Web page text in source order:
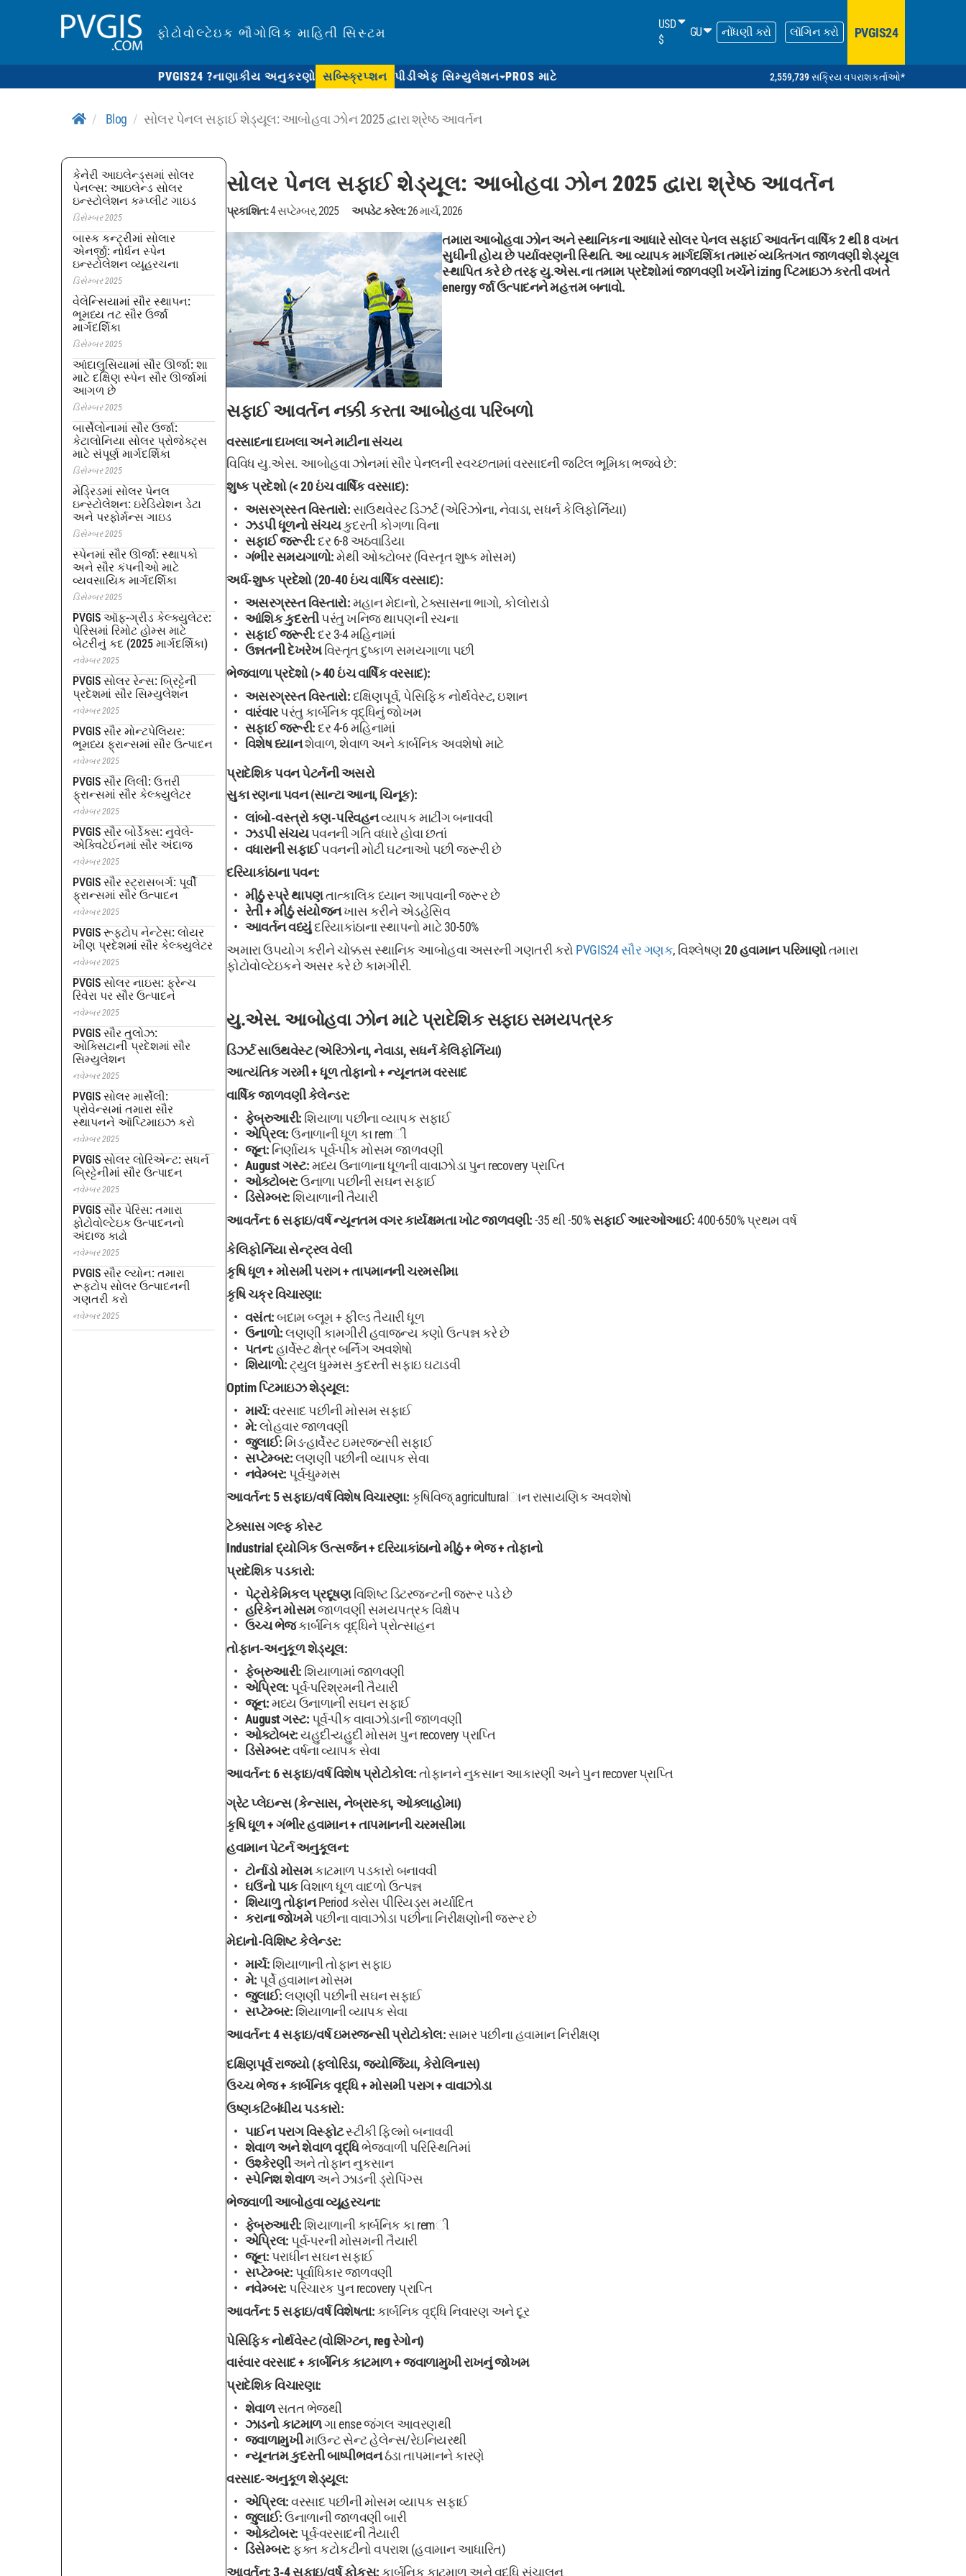
ફોટોવોલ્ટેઇક ભૌગોલિક માહિતી સિસ્ટમ
USD
$
GU નોંધણી કરો લૉગિન કરો PVGIS24
PVGIS24 ?નાણાકીય અનુકરણો સબ્સ્ક્રિપ્શન પીડીએફ સિમ્યુલેશન PROS માટે 2,559,739 સક્રિય વપરાશકર્તાઓ*
Blog સોલર પેનલ સફાઈ શેડ્યૂલ: આબોહવા ઝોન 2025 દ્વારા શ્રેષ્ઠ આવર્તન
કેનેરી આઇલેન્ડ્સમાં સોલર
પેનલ્સ: આઇલેન્ડ સોલર
ઇન્સ્ટોલેશન કમ્પ્લીટ ગાઇડ
ડિસેમ્બર 2025
બાસ્ક કન્ટ્રીમાં સોલાર
એનર્જી: નોર્ધન સ્પેન
ઇન્સ્ટોલેશન વ્યૂહરચના
ડિસેમ્બર 2025
વેલેન્સિયામાં સૌર સ્થાપન:
ભૂમધ્ય તટ સૌર ઉર્જા
માર્ગદર્શિકા
ડિસેમ્બર 2025
આંદાલુસિયામાં સૌર ઊર્જા: શા
માટે દક્ષિણ સ્પેન સૌર ઊર્જામાં
આગળ છે
ડિસેમ્બર 2025
બાર્સેલોનામાં સૌર ઉર્જા:
કેટાલોનિયા સોલર પ્રોજેક્ટ્સ
માટે સંપૂર્ણ માર્ગદર્શિકા
ડિસેમ્બર 2025
મેડ્રિડમાં સોલર પેનલ
ઇન્સ્ટોલેશન: ઇરેડિયેશન ડેટા
અને પરફોર્મન્સ ગાઇડ
ડિસેમ્બર 2025
સ્પેનમાં સૌર ઊર્જા: સ્થાપકો
અને સૌર કંપનીઓ માટે
વ્યવસાયિક માર્ગદર્શિકા
ડિસેમ્બર 2025
PVGIS ઑફ-ગ્રીડ કેલ્ક્યુલેટર:
પેરિસમાં રિમોટ હોમ્સ માટે
બેટરીનું કદ (2025 માર્ગદર્શિકા)
નવેમ્બર 2025
PVGIS સોલર રેન્સ: બ્રિટ્ટેની
પ્રદેશમાં સૌર સિમ્યુલેશન
નવેમ્બર 2025
PVGIS સૌર મોન્ટપેલિયર:
ભૂમધ્ય ફ્રાન્સમાં સૌર ઉત્પાદન
નવેમ્બર 2025
PVGIS સૌર લિલી: ઉત્તરી
ફ્રાન્સમાં સૌર કેલ્ક્યુલેટર
નવેમ્બર 2025
PVGIS સૌર બોર્ડેક્સ: નુવેલે-
એક્વિટેઈનમાં સૌર અંદાજ
નવેમ્બર 2025
PVGIS સૌર સ્ટ્રાસબર્ગ: પૂર્વી
ફ્રાન્સમાં સૌર ઉત્પાદન
નવેમ્બર 2025
PVGIS રૂફટોપ નેન્ટેસ: લોયર
ખીણ પ્રદેશમાં સૌર કેલ્ક્યુલેટર
નવેમ્બર 2025
PVGIS સોલર નાઇસ: ફ્રેન્ચ
રિવેરા પર સૌર ઉત્પાદન
નવેમ્બર 2025
PVGIS સૌર તુલોઝ:
ઓક્સિટાની પ્રદેશમાં સૌર
સિમ્યુલેશન
નવેમ્બર 2025
PVGIS સોલર માર્સેલી:
પ્રોવેન્સમાં તમારા સૌર
સ્થાપનને ઑપ્ટિમાઇઝ કરો
નવેમ્બર 2025
PVGIS સોલર લોરિએન્ટ: સધર્ન
બ્રિટ્ટેનીમાં સૌર ઉત્પાદન
નવેમ્બર 2025
PVGIS સૌર પેરિસ: તમારા
ફોટોવોલ્ટેઇક ઉત્પાદનનો
અંદાજ કાઢો
નવેમ્બર 2025
PVGIS સૌર લ્યોન: તમારા
રૂફટોપ સોલર ઉત્પાદનની
ગણતરી કરો
નવેમ્બર 2025
સોલર પેનલ સફાઈ શેડ્યૂલ: આબોહવા ઝોન 2025 દ્વારા શ્રેષ્ઠ આવર્તન
પ્રકાશિત:4 સપ્ટેમ્બર, 2025 અપડેટ કરેલ:26 માર્ચ, 2026
તમારા આબોહવા ઝોન અને સ્થાનિકના આધારે સોલર પેનલ સફાઈ આવર્તન વાર્ષિક 2 થી 8 વખત
સુધીની હોય છે પર્યાવરણની સ્થિતિ.આ વ્યાપક માર્ગદર્શિકા તમારું વ્યક્તિગત જાળવણી શેડ્યૂલ
સ્થાપિત કરે છે તરફ યુ.એસ.ના તમામ પ્રદેશોમાં જાળવણી ખર્ચને izing પ્ટિમાઇઝ કરતી વખતે
energy ર્જા ઉત્પાદનને મહત્તમ બનાવો.
સફાઈ આવર્તન નક્કી કરતા આબોહવા પરિબળો
વરસાદના દાખલા અને માટીના સંચય
વિવિધ યુ.એસ. આબોહવા ઝોનમાં સૌર પેનલની સ્વચ્છતામાં વરસાદની જટિલ ભૂમિકા ભજવે છે:
શુષ્ક પ્રદેશો (< 20 ઇંચ વાર્ષિક વરસાદ):
અસરગ્રસ્ત વિસ્તારો:સાઉથવેસ્ટ ડિઝર્ટ (એરિઝોના, નેવાડા, સધર્ન કેલિફોર્નિયા)
ઝડપી ધૂળનો સંચયકુદરતી કોગળા વિના
સફાઈ જરૂરી:દર 6-8 અઠવાડિયા
ગંભીર સમયગાળો:મેથી ઓક્ટોબર (વિસ્તૃત શુષ્ક મોસમ)
અર્ધ-શુષ્ક પ્રદેશો (20-40 ઇંચ વાર્ષિક વરસાદ):
અસરગ્રસ્ત વિસ્તારો:મહાન મેદાનો, ટેક્સાસના ભાગો, કોલોરાડો
આંશિક કુદરતીપરંતુ ખનિજ થાપણની રચના
સફાઈ જરૂરી:દર 3-4 મહિનામાં
ઉન્નતની દેખરેખવિસ્તૃત દુષ્કાળ સમયગાળા પછી
ભેજવાળા પ્રદેશો (> 40 ઇંચ વાર્ષિક વરસાદ):
અસરગ્રસ્ત વિસ્તારો:દક્ષિણપૂર્વ, પેસિફિક નોર્થવેસ્ટ, ઇશાન
વારંવારપરંતુ કાર્બનિક વૃદ્ધિનું જોખમ
સફાઈ જરૂરી:દર 4-6 મહિનામાં
વિશેષ ધ્યાનશેવાળ, શેવાળ અને કાર્બનિક અવશેષો માટે
પ્રાદેશિક પવન પેટર્નની અસરો
સુકા રણના પવન (સાન્ટા આના, ચિનૂક):
લાંબો-વસ્ત્રો કણ-પરિવહનવ્યાપક માટીંગ બનાવવી
ઝડપી સંચયપવનની ગતિ વધારે હોવા છતાં
વધારાની સફાઈપવનની મોટી ઘટનાઓ પછી જરૂરી છે
દરિયાકાંઠાના પવન:
મીઠું સ્પ્રે થાપણતાત્કાલિક ધ્યાન આપવાની જરૂર છે
રેતી + મીઠું સંયોજનખાસ કરીને એડહેસિવ
આવર્તન વધ્યુંદરિયાકાંઠાના સ્થાપનો માટે 30-50%
અમારા ઉપયોગ કરીને ચોક્કસ સ્થાનિક આબોહવા અસરની ગણતરી કરો PVGIS24 સૌર ગણક, વિશ્લેષણ20 હવામાન પરિમાણોતમારા
ફોટોવોલ્ટેઇકને અસર કરે છે કામગીરી.
યુ.એસ. આબોહવા ઝોન માટે પ્રાદેશિક સફાઇ સમયપત્રક
ડિઝર્ટ સાઉથવેસ્ટ (એરિઝોના, નેવાડા, સધર્ન કેલિફોર્નિયા)
આત્યંતિક ગરમી + ધૂળ તોફાનો + ન્યૂનતમ વરસાદ
વાર્ષિક જાળવણી કેલેન્ડર:
ફેબ્રુઆરી: શિયાળા પછીના વ્યાપક સફાઈ
એપ્રિલ:ઉનાળાની ધૂળ કા remી
જૂન: નિર્ણાયક પૂર્વ-પીક મોસમ જાળવણી
August ગસ્ટ:મધ્ય ઉનાળાના ધૂળની વાવાઝોડા પુન recovery પ્રાપ્તિ
ઓક્ટોબર:ઉનાળા પછીની સઘન સફાઈ
ડિસેમ્બર: શિયાળાની તૈયારી
આવર્તન: 6 સફાઇ/વર્ષ ન્યૂનતમવગર કાર્યક્ષમતા ખોટ જાળવણી:-35 થી -50%સફાઈ આરઓઆઈ:400-650% પ્રથમ વર્ષ
કેલિફોર્નિયા સેન્ટ્રલ વેલી
કૃષિ ધૂળ + મોસમી પરાગ + તાપમાનની ચરમસીમા
કૃષિ ચક્ર વિચારણા:
વસંત:બદામ બ્લૂમ + ફીલ્ડ તૈયારી ધૂળ
ઉનાળો:લણણી કામગીરી હવાજન્ય કણો ઉત્પન્ન કરે છે
પતન:હાર્વેસ્ટ ક્ષેત્ર બર્નિંગ અવશેષો
શિયાળો:ટ્યુલ ધુમ્મસ કુદરતી સફાઇ ઘટાડવી
Optim પ્ટિમાઇઝ શેડ્યૂલ:
માર્ચ:વરસાદ પછીની મોસમ સફાઈ
મે:લોહવાર જાળવણી
જુલાઈ: મિડ-હાર્વેસ્ટ ઇમરજન્સી સફાઈ
સપ્ટેમ્બર:લણણી પછીની વ્યાપક સેવા
નવેમ્બર:પૂર્વ-ધુમ્મસ
આવર્તન: 5 સફાઇ/વર્ષ વિશેષ વિચારણા:કૃષિવિજ્ agriculturalાન રાસાયણિક અવશેષો
ટેક્સાસ ગલ્ફ કોસ્ટ
Industrial દ્યોગિક ઉત્સર્જન + દરિયાકાંઠાનો મીઠું + ભેજ + તોફાનો
પ્રાદેશિક પડકારો:
પેટ્રોકેમિકલ પ્રદૂષણવિશિષ્ટ ડિટરજન્ટની જરૂર પડે છે
હરિકેન મોસમજાળવણી સમયપત્રક વિક્ષેપ
ઉચ્ચ ભેજકાર્બનિક વૃદ્ધિને પ્રોત્સાહન
તોફાન-અનુકૂળ શેડ્યૂલ:
ફેબ્રુઆરી: શિયાળામાં જાળવણી
એપ્રિલ:પૂર્વ-પરિશ્રમની તૈયારી
જૂન:મધ્ય ઉનાળાની સઘન સફાઈ
August ગસ્ટ:પૂર્વ-પીક વાવાઝોડાની જાળવણી
ઓક્ટોબર:યહુદી-યહુદી મોસમ પુન recovery પ્રાપ્તિ
ડિસેમ્બર:વર્ષના વ્યાપક સેવા
આવર્તન: 6 સફાઇ/વર્ષ વિશેષ પ્રોટોકોલ:તોફાનને નુકસાન આકારણી અને પુન recover પ્રાપ્તિ
ગ્રેટ પ્લેઇન્સ (કેન્સાસ, નેબ્રાસ્કા, ઓક્લાહોમા)
કૃષિ ધૂળ + ગંભીર હવામાન + તાપમાનની ચરમસીમા
હવામાન પેટર્ન અનુકૂલન:
ટોર્નાડો મોસમકાટમાળ પડકારો બનાવવી
ઘઉંનો પાકવિશાળ ધૂળ વાદળો ઉત્પન્ન
શિયાળુ તોફાનPeriod ક્સેસ પીરિયડ્સ મર્યાદિત
કરાના જોખમેપછીના વાવાઝોડા પછીના નિરીક્ષણોની જરૂર છે
મેદાનો-વિશિષ્ટ કેલેન્ડર:
માર્ચ: શિયાળાની તોફાન સફાઇ
મે:પૂર્વે હવામાન મોસમ
જુલાઈ:લણણી પછીની સઘન સફાઈ
સપ્ટેમ્બર: શિયાળાની વ્યાપક સેવા
આવર્તન:4 સફાઇ/વર્ષઇમરજન્સી પ્રોટોકોલ:સામર પછીના હવામાન નિરીક્ષણ
દક્ષિણપૂર્વ રાજ્યો (ફ્લોરિડા, જ્યોર્જિયા, કેરોલિનાસ)
ઉચ્ચ ભેજ + કાર્બનિક વૃદ્ધિ + મોસમી પરાગ + વાવાઝોડા
ઉષ્ણકટિબંધીય પડકારો:
પાઈન પરાગ વિસ્ફોટસ્ટીકી ફિલ્મો બનાવવી
શેવાળ અને શેવાળ વૃદ્ધિભેજવાળી પરિસ્થિતિમાં
ઉશ્કેરણીઅને તોફાન નુકસાન
સ્પેનિશ શેવાળઅને ઝાડની ડ્રોપિંગ્સ
ભેજવાળી આબોહવા વ્યૂહરચના:
ફેબ્રુઆરી: શિયાળાની કાર્બનિક કા remી
એપ્રિલ:પૂર્વ-પરની મોસમની તૈયારી
જૂન:પરાધીન સઘન સફાઈ
સપ્ટેમ્બર:પૂર્વાધિકાર જાળવણી
નવેમ્બર:પરિચારક પુન recovery પ્રાપ્તિ
આવર્તન: 5 સફાઇ/વર્ષ વિશેષતા:કાર્બનિક વૃદ્ધિ નિવારણ અને દૂર
પેસિફિક નોર્થવેસ્ટ (વોશિંગ્ટન, reg રેગોન)
વારંવાર વરસાદ + કાર્બનિક કાટમાળ + જ્વાળામુખી રાખનું જોખમ
પ્રાદેશિક વિચારણા:
શેવાળસતત ભેજથી
ઝાડનો કાટમાળગા ense જંગલ આવરણથી
જ્વાળામુખીમાઉન્ટ સેન્ટ હેલેન્સ/રેઇનિયરથી
ન્યૂનતમ કુદરતી બાષ્પીભવનઠંડા તાપમાનને કારણે
વરસાદ-અનુકૂળ શેડ્યૂલ:
એપ્રિલ:વરસાદ પછીની મોસમ વ્યાપક સફાઈ
જુલાઈ:ઉનાળાની જાળવણી બારી
ઓક્ટોબર:પૂર્વ-વરસાદની તૈયારી
ડિસેમ્બર:ફક્ત કટોકટીનો વપરાશ (હવામાન આધારિત)
આવર્તન:3-4 સફાઇ/વર્ષફોકસ:કાર્બનિક કાટમાળ અને વૃદ્ધિ સંચાલન